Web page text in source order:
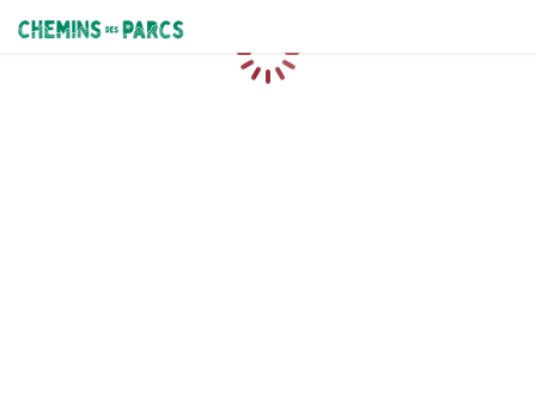
Chemins des Parcs
Loading